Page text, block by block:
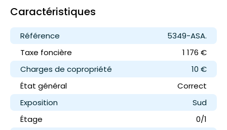
Caractéristiques
Référence
5349-ASA.
Taxe foncière
1 176 €
Charges de copropriété
10 €
État général
Correct
Exposition
Sud
Étage
0/1